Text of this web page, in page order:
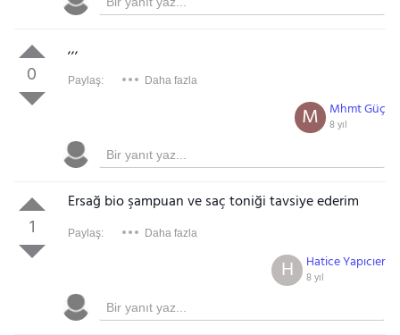
0
,,,
Paylaş: Daha fazla
Mhmt Güç
8 yıl
M
1
Ersağ bio şampuan ve saç toniği tavsiye ederim
Paylaş: Daha fazla
Hatice Yapıcıer
8 yıl
H